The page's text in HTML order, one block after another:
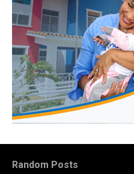
Random Posts